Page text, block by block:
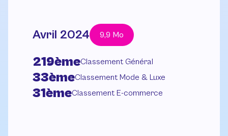
Avril 2024 9,9 Mo
219èmeClassement Général
33èmeClassement Mode & Luxe
31èmeClassement E-commerce